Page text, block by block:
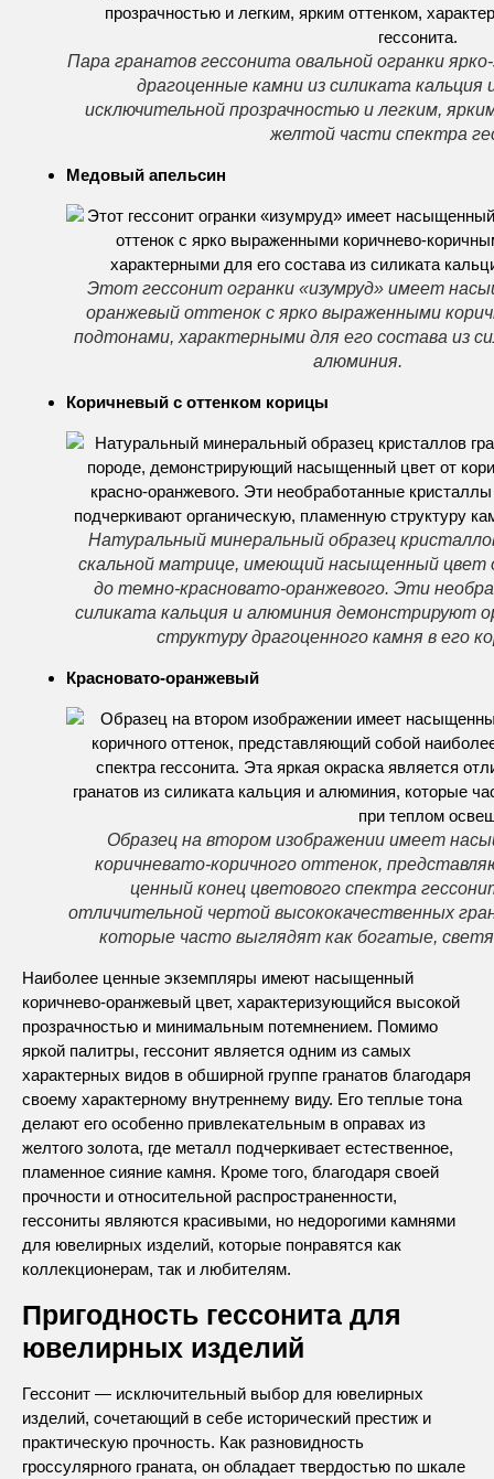
Пара гранатов гессонита овальной огранки
драгоценные камни из силиката
исключительной прозрачностью и легким,
желтой части спектра
Медовый апельсин
Этот гессонит огранки «изумруд» имеет
оранжевый оттенок с ярко выраженными
подтонами, характерными для его состава из
алюминия.
Коричневый с оттенком корицы
Натуральный минеральный образец
скальной матрице, имеющий насыщенный цвет
до темно-красновато-оранжевого. Эти
силиката кальция и алюминия демонстрируют
структуру драгоценного камня в его
Красновато-оранжевый
Образец на втором изображении имеет
коричневато-коричного оттенок,
ценный конец цветового спектра
отличительной чертой высококачественных
которые часто выглядят как богатые,
Наиболее ценные экземпляры имеют насыщенный
коричнево-оранжевый цвет, характеризующийся высокой
прозрачностью и минимальным потемнением. Помимо
яркой палитры, гессонит является одним из самых
характерных видов в обширной группе гранатов благодаря
своему характерному внутреннему виду. Его теплые тона
делают его особенно привлекательным в оправах из
желтого золота, где металл подчеркивает естественное,
пламенное сияние камня. Кроме того, благодаря своей
прочности и относительной распространенности,
гессониты являются красивыми, но недорогими камнями
для ювелирных изделий, которые понравятся как
коллекционерам, так и любителям.
Пригодность гессонита для
ювелирных изделий
Гессонит — исключительный выбор для ювелирных
изделий, сочетающий в себе исторический престиж и
практическую прочность. Как разновидность
гроссулярного граната, он обладает твердостью по шкале